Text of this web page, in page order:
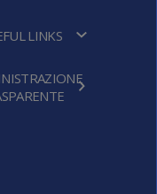
LINKS